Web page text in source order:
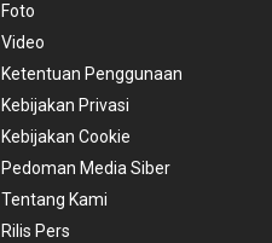
Foto
Video
Ketentuan Penggunaan
Kebijakan Privasi
Kebijakan Cookie
Pedoman Media Siber
Tentang Kami
Rilis Pers